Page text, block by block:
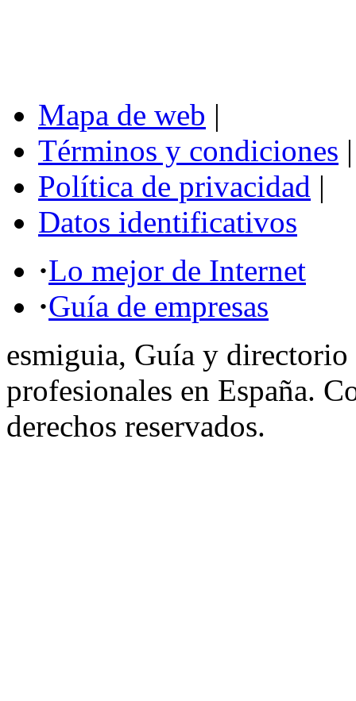
Mapa de web |
Términos y condiciones |
Política de privacidad |
Datos identificativos
·Lo mejor de Internet
·Guía de empresas
esmiguia, Guía y directorio
profesionales en España.
derechos reservados.